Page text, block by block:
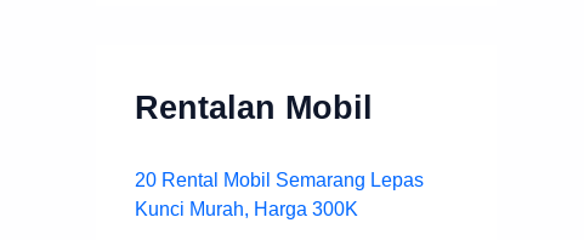
Rentalan Mobil
20 Rental Mobil Semarang Lepas
Kunci Murah, Harga 300K